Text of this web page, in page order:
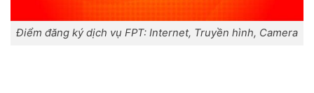
Điểm đăng ký dịch vụ FPT: Internet, Truyền hình, Camera